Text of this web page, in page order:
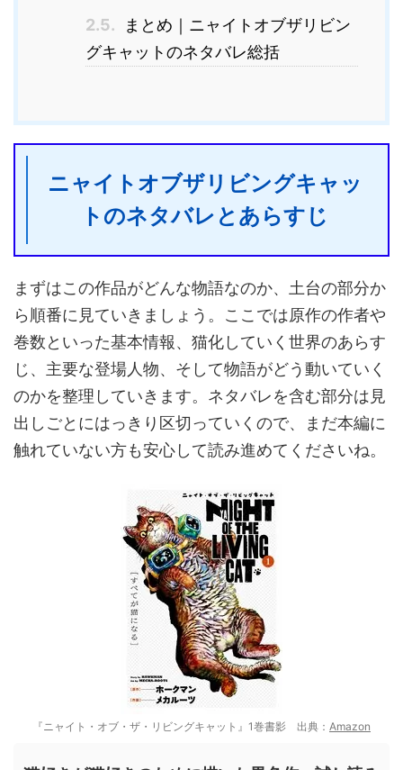
2.5.
まとめ｜ニャイトオブザリビン
グキャットのネタバレ総括
ニャイトオブザリビングキャッ
トのネタバレとあらすじ
まずはこの作品がどんな物語なのか、土台の部分か
ら順番に見ていきましょう。ここでは原作の作者や
巻数といった基本情報、猫化していく世界のあらす
じ、主要な登場人物、そして物語がどう動いていく
のかを整理していきます。ネタバレを含む部分は見
出しごとにはっきり区切っていくので、まだ本編に
触れていない方も安心して読み進めてくださいね。
『ニャイト・オブ・ザ・リビングキャット』1巻書影 出典： Amazon